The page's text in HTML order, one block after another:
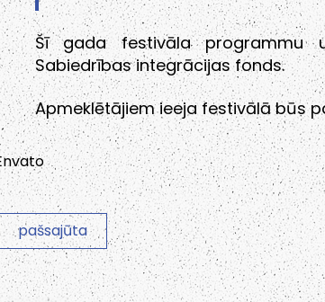
Šī gada festivāla programmu
Sabiedrības integrācijas fonds.
Apmeklētājiem ieeja festivālā būs
pašsajūta